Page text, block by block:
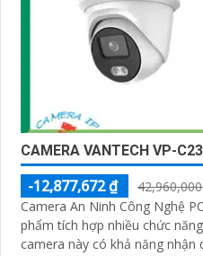
CAMERA VANTECH VP-
-12,877,672 ₫
Camera An Ninh Công Nghệ
phẩm tích hợp nhiều chức năng ưu việt. Với
camera này có khả năng nhận